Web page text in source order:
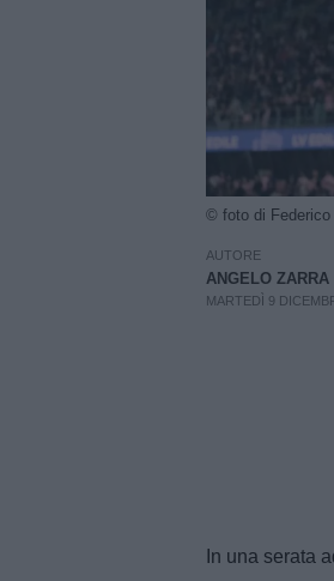
© foto di Federico
AUTORE
ANGELO ZARRA
MARTEDÌ 9
In una serata